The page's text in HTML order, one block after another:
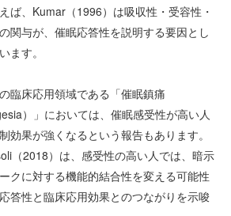
ば、 Kumar （1996）は吸収性・受容性・
関与が、催眠応答性を説明する要因とし
ます。
臨床応用領域である「催眠鎮痛
）」においては、催眠感受性が高い人
効果が強くなるという報告もあります。
（2018）は、感受性の高い人では、暗示
クに対する機能的結合性を変える可能性
答性と臨床応用効果とのつながりを示唆